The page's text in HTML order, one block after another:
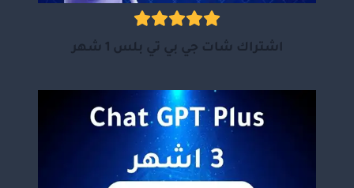
اشتراك شات جي بي تي بلس 1 شهر